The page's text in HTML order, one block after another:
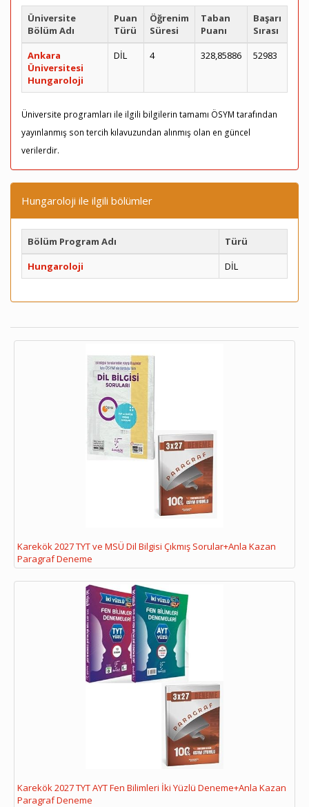
Üniversite
Bölüm Adı
Puan
Türü
Öğrenim
Süresi
Taban
Puanı
Başarı
Sırası
Ankara
Üniversitesi
Hungaroloji
DİL 4 328,85886 52983
Üniversite programları ile ilgili bilgilerin tamamı ÖSYM tarafından
yayınlanmış son tercih kılavuzundan alınmış olan en güncel
verilerdir.
Hungaroloji ile ilgili bölümler
Bölüm Program Adı
Türü
Hungaroloji
DİL
Karekök 2027 TYT ve MSÜ Dil Bilgisi Çıkmış Sorular+Anla Kazan
Paragraf Deneme
Karekök 2027 TYT AYT Fen Bilimleri İki Yüzlü Deneme+Anla Kazan
Paragraf Deneme